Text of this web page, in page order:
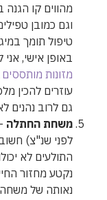
מהווים קו הגנה
וגם כמובן
טיפול תומך
באופן אישי,
מזונות מותססים
עוזרים להכין
גם לרוב נהנים
משחת החתלה
לפני שנ"צ)
התולעים לא
נקטע מחזור
נאותה של